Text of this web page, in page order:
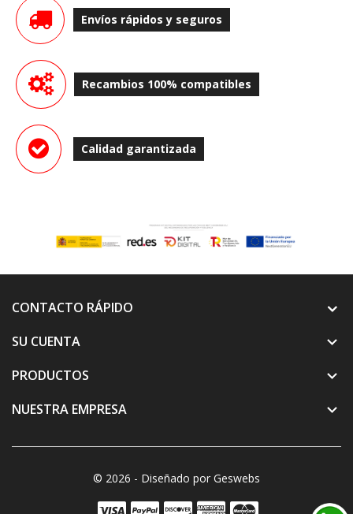
Envíos rápidos y seguros
Recambios 100% compatibles
Calidad garantizada
CONTACTO RÁPIDO
SU CUENTA

PRODUCTOS 
NUESTRA EMPRESA 
© 2026 - Diseñado por Geswebs